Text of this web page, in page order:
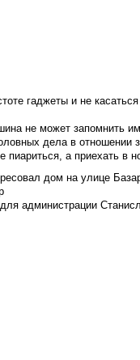
гаджеты и не
не может запомнить
дела в отношении
а приехать в
дом на улице
администрации